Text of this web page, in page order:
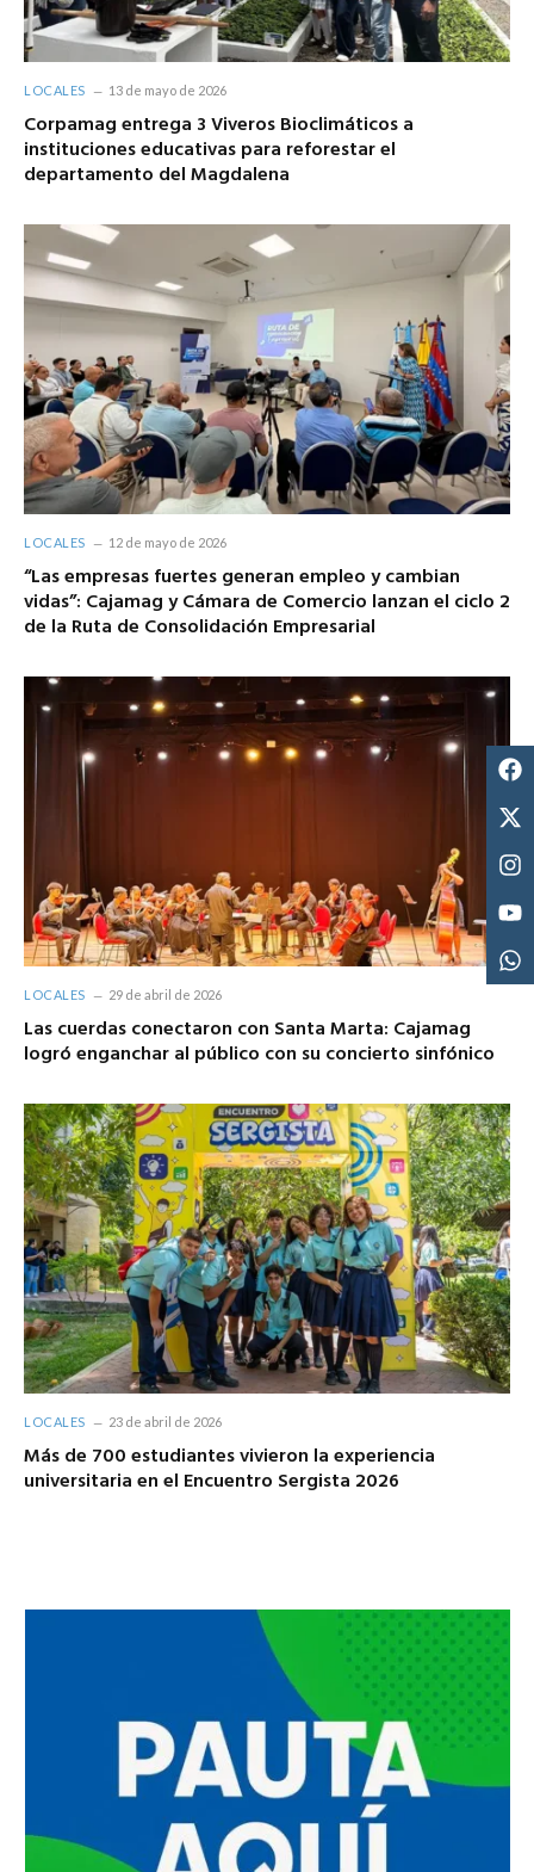
LOCALES 13 de mayo de 2026
Corpamag entrega 3 Viveros Bioclimáticos a
instituciones educativas para reforestar el
departamento del Magdalena
LOCALES 12 de mayo de 2026
“Las empresas fuertes generan empleo y cambian
vidas”: Cajamag y Cámara de Comercio lanzan el ciclo 2
de la Ruta de Consolidación Empresarial
LOCALES 29 de abril de 2026
Las cuerdas conectaron con Santa Marta: Cajamag
logró enganchar al público con su concierto sinfónico
LOCALES 23 de abril de 2026
Más de 700 estudiantes vivieron la experiencia
universitaria en el Encuentro Sergista 2026